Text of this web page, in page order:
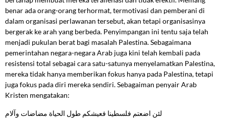
benar ada orang-orang terhormat, termotivasi dan pemberani di
dalam organisasi perlawanan tersebut, akan tetapi organisasinya
bergerak ke arah yang berbeda. Penyimpangan ini tentu saja telah
menjadi pukulan berat bagi masalah Palestina. Sebagaimana
pemerintahan negara-negara Arab juga kini telah kembali pada
resistensi total sebagai cara satu-satunya menyelamatkan Palestina,
mereka tidak hanya memberikan fokus hanya pada Palestina, tetapi
juga fokus pada diri mereka sendiri. Sebagaiman penyair Arab
Kristen mengatakan:
لئن اضعتم فلسطينا فعيشكم طول الحياة مضاضات وآلام